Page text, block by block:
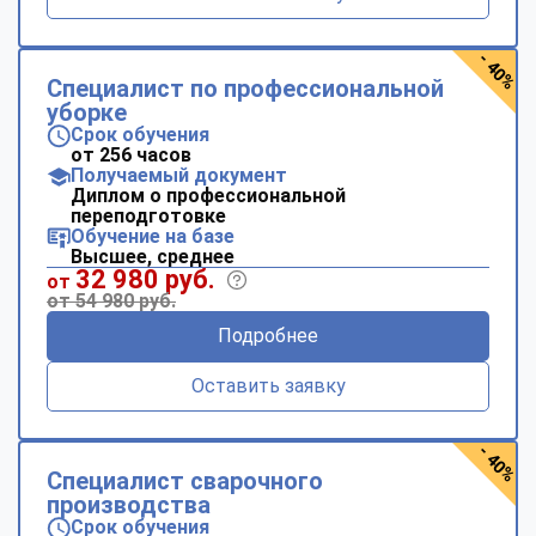
Специалист по профессиональной
уборке
Срок обучения
от 256 часов
Получаемый документ
Диплом о профессиональной
переподготовке
Обучение на базе
Высшее, среднее
от 32 980 руб.
от 54 980 руб.
Подробнее
Оставить заявку
- 40%
Специалист сварочного
производства
Срок обучения
- 40%